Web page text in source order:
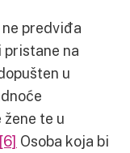
ne predviđa
pristane na
u
te u
[6] Osoba koja bi